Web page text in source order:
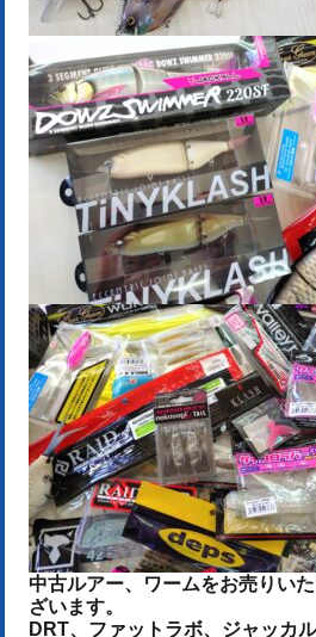
中古ルアー、ワームをお売りいた
ざいます。
DRT、ファットラボ、ジャッカ